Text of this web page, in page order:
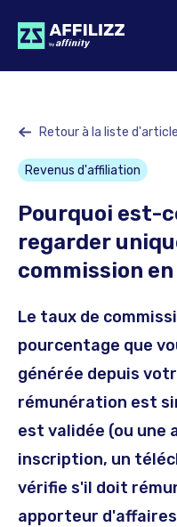
Retour à la liste
Revenus d'affiliation
Pourquoi est-
regarder
commission
Le taux de
pourcentage que
générée depuis
rémunération est
est validée (ou une
inscription, un
vérifie s'il doit
apporteur